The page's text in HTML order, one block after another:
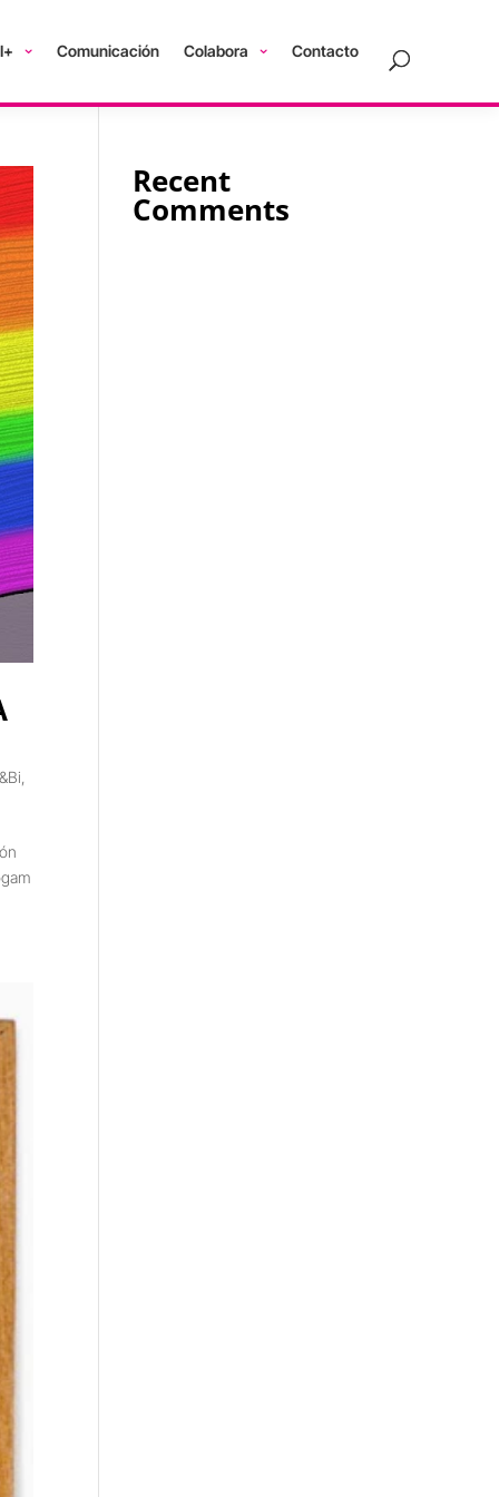
Comunicación Colabora Contacto
Recent
Comments